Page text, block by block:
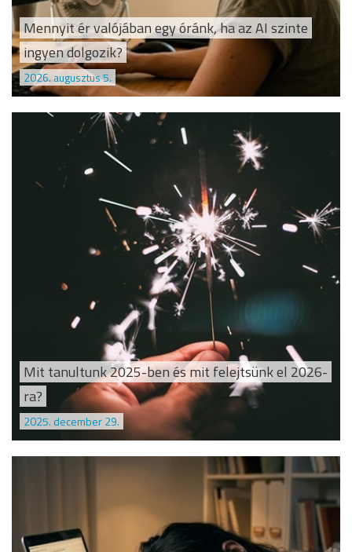
Mennyit ér valójában egy óránk, ha az AI szinte
ingyen dolgozik?
2026. augusztus 5.
Mit tanultunk 2025-ben és mit felejtsünk el 2026-
ra?
2025. december 29.